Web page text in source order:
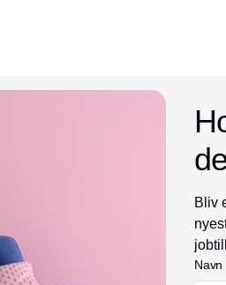
Bliv
Navn